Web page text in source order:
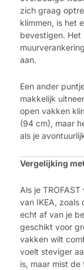
zich graag
klimmen, is het
bevestigen. Het
aan.
Een ander
makkelijk
open vakken
(94 cm), maar
als je
Vergelijking
Als je
van IKEA, zoals
echt af van je
geschikt voor
vakken wilt
voelt steviger
is, maar mist